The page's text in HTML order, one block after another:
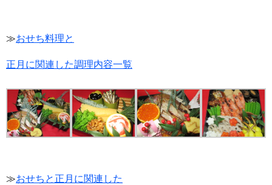
≫おせち料理と
正月に関連した調理内容一覧
≫おせちと正月に関連した